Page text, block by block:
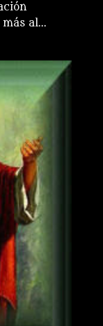
al...